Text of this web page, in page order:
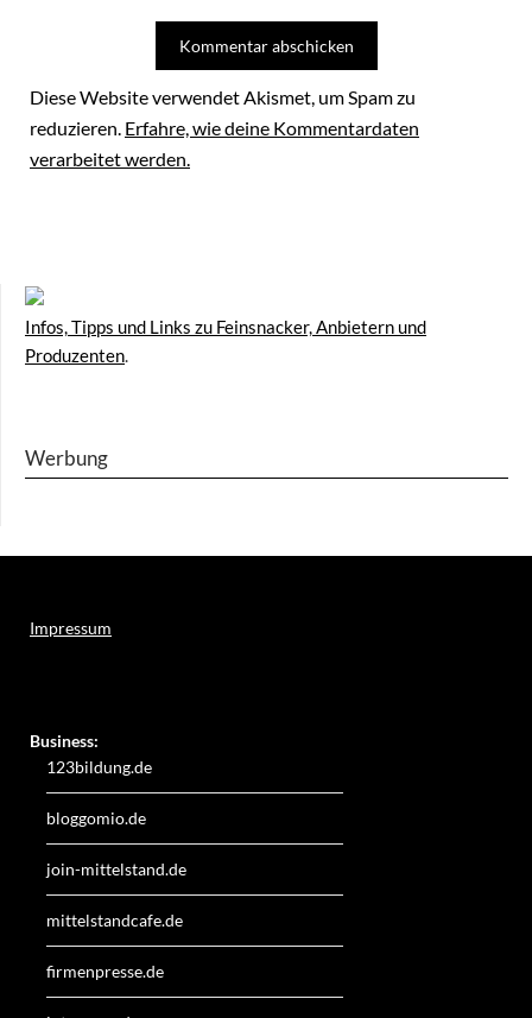
Diese Website verwendet Akismet, um Spam zu
reduzieren. Erfahre, wie deine Kommentardaten
verarbeitet werden.
Infos, Tipps und Links zu Feinsnacker, Anbietern und
Produzenten.
Werbung
Impressum
Business:
123bildung.de
bloggomio.de
join-mittelstand.de
mittelstandcafe.de
firmenpresse.de